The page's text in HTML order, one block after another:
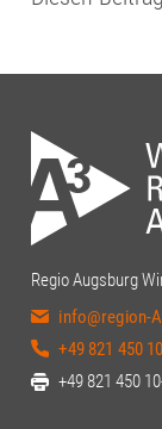
Regio Augsburg
info@region-
+49 821 450
+49 821 450